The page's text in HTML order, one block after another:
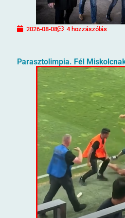
2026-08-08 4 hozzászólás
Parasztolimpia. Fél